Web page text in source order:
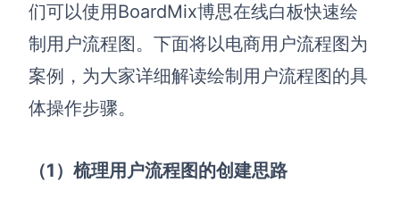
们可以使用BoardMix博思在线白板快速绘
制用户流程图。下面将以电商用户流程图为
案例，为大家详细解读绘制用户流程图的具
体操作步骤。
（1）梳理用户流程图的创建思路